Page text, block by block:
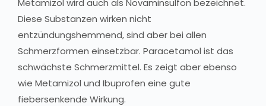
Metamizol wird auch als Novaminsulfon bezeichnet.
Diese Substanzen wirken nicht
entzündungshemmend, sind aber bei allen
Schmerzformen einsetzbar. Paracetamol ist das
schwächste Schmerzmittel. Es zeigt aber ebenso
wie Metamizol und Ibuprofen eine gute
fiebersenkende Wirkung.